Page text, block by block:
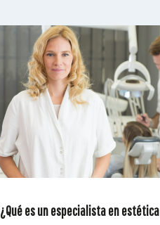
¿Qué es un especialista en estética